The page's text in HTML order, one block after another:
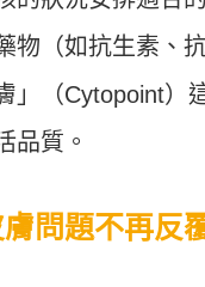
物（如抗生素、
」（Cytopoint）
品質。
問題不再反